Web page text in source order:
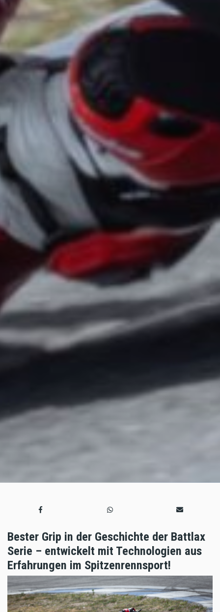
Bester Grip in der Geschichte der Battlax
Serie – entwickelt mit Technologien aus
Erfahrungen im Spitzenrennsport!